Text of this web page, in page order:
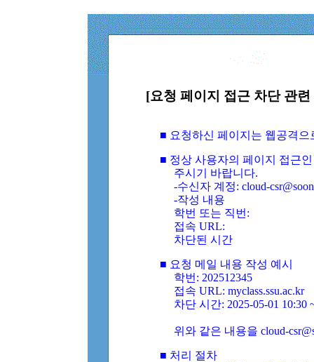
[요청 페이지 접근 차단 관
■ 요청하신 페이지는 웹공격
■ 정상 사용자의 페이지 접근
주시기 바랍니다.
-수신자 계정: cloud-
-작성 내용
학번 또는 직번:
접속 URL:
차단된 시간
■ 요청 메일 내용 작성 예시
학번: 202512345
접속 URL: myclass.ssu.ac.kr
차단 시간: 2025-05-01 10:30
위와 같은 내용을 cloud-
■ 처리 절차